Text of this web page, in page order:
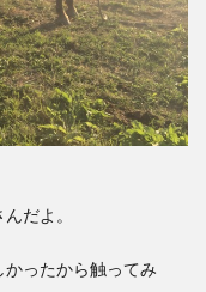
だよ。
ったから触ってみ